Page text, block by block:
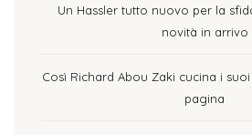
Un Hassler tutto nuovo per la
novità in arrivo
Così Richard Abou Zaki cucina i
pagina